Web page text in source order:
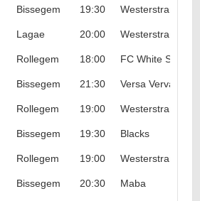
Bissegem 19:30 Westerstrand
Lagae 20:00 Westerstrand
Rollegem 18:00 FC White Star
Bissegem 21:30 Versa Vervacke
Rollegem 19:00 Westerstrand
Bissegem 19:30 Blacks
Rollegem 19:00 Westerstrand
Bissegem 20:30 Maba